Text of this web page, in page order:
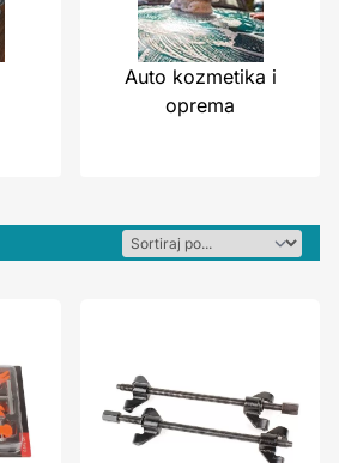
Auto kozmetika i
oprema